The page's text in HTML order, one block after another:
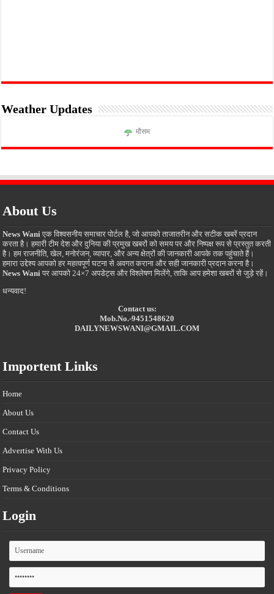
Weather Updates
मौसम
About Us
News Wani एक विश्वसनीय समाचार पोर्टल है, जो आपको ताजातरीन और सटीक खबरें प्रदान
करता है। हमारी टीम देश और दुनिया की प्रमुख खबरों को समय पर और निष्पक्ष रूप से प्रस्तुत करती
है। हम राजनीति, खेल, मनोरंजन, व्यापार, और अन्य क्षेत्रों की जानकारी आपके तक पहुंचाते हैं।
हमारा उद्देश्य आपको हर महत्वपूर्ण घटना से अवगत कराना और सही जानकारी प्रदान करना है।
News Wani पर आपको 24×7 अपडेट्स और विश्लेषण मिलेंगे, ताकि आप हमेशा खबरों से जुड़े रहें।
धन्यवाद!
Contact us:
Mob.No.-9451548620
DAILYNEWSWANI@GMAIL.COM
Importent Links
Home
About Us
Contact Us
Advertise With Us
Privacy Policy
Terms & Conditions
Login